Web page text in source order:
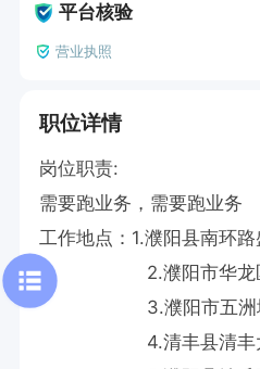
平台核验
营业执照
职位详情
岗位职责:
需要跑业务，需要跑业务
工作地点：1.濮阳县南环
2.濮阳市
3.濮阳市
4.清丰县